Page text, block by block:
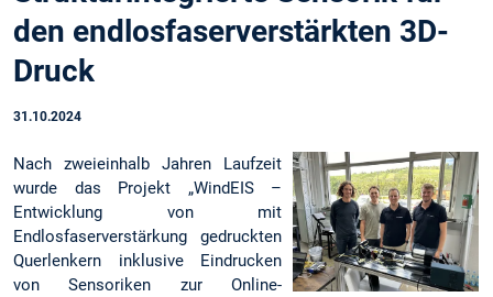
den endlosfaserverstärkten 3D-
Druck
31.10.2024
Nach zweieinhalb Jahren Laufzeit
wurde das Projekt „WindEIS –
Entwicklung von mit
Endlosfaserverstärkung gedruckten
Querlenkern inklusive Eindrucken
von Sensoriken zur Online-